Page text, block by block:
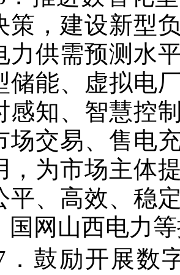
策，建设新型
力供需预测水
储能、虚拟电
感知、智慧控
场交易、售电
，为市场主体
平、高效、稳
国网山西电力
．鼓励开展数